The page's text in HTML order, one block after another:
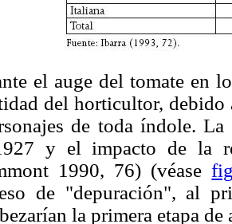
el auge del tomate en
del horticultor, debido
de toda índole.
y el impacto de la
1990, 76) (véase
de "depuración", al
la primera etapa de